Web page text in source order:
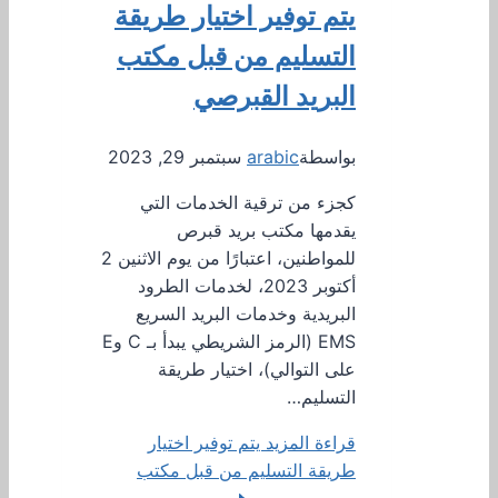
يتم توفير اختيار طريقة
التسليم من قبل مكتب
البريد القبرصي
بواسطةarabic سبتمبر 29, 2023
كجزء من ترقية الخدمات التي
يقدمها مكتب بريد قبرص
للمواطنين، اعتبارًا من يوم الاثنين 2
أكتوبر 2023، لخدمات الطرود
البريدية وخدمات البريد السريع
EMS (الرمز الشريطي يبدأ بـ C وE
على التوالي)، اختيار طريقة
التسليم…
قراءة المزيد يتم توفير اختيار
طريقة التسليم من قبل مكتب